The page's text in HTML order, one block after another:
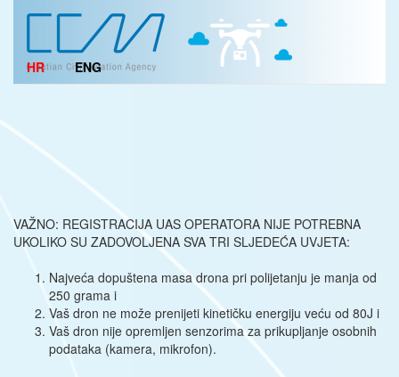
HR ENG
VAŽNO: REGISTRACIJA UAS OPERATORA NIJE POTREBNA
UKOLIKO SU ZADOVOLJENA SVA TRI SLJEDEĆA UVJETA:
Najveća dopuštena masa drona pri polijetanju je manja od
250 grama i
Vaš dron ne može prenijeti kinetičku energiju veću od 80J i
Vaš dron nije opremljen senzorima za prikupljanje osobnih
podataka (kamera, mikrofon).